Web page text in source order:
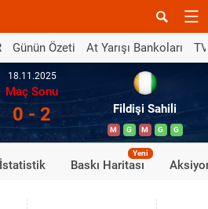
Günün Özeti At Yarışı Bankoları
18.11.2025
Maç Sonu
0 - 2 Fildişi Sahili
M G M G G
İstatistik Baskı Haritası
Yeni